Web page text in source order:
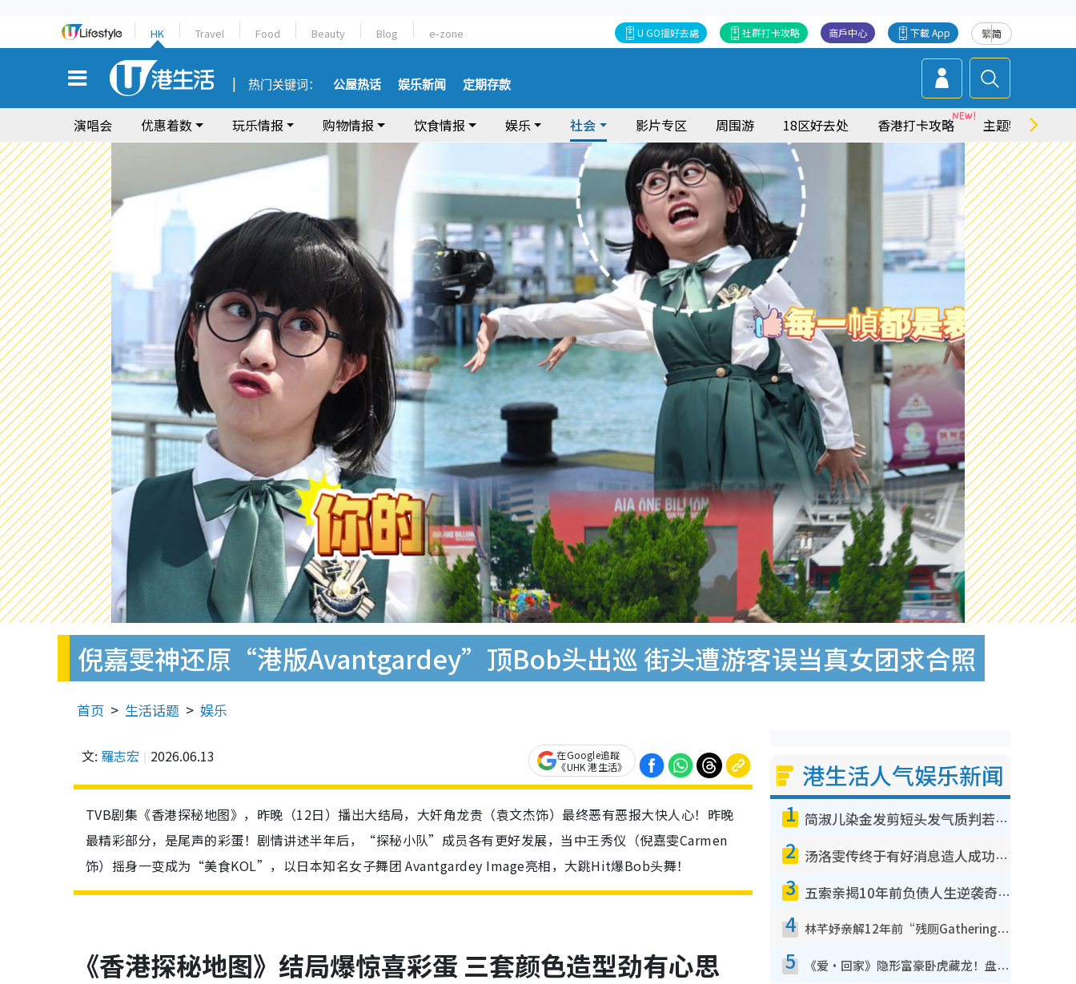
HK Travel Food Beauty Blog e-zone 繁简
下載 App
商戶中心
社群打卡攻略
U GO搵好去處
热门关键词： 公屋热话 娱乐新闻 定期存款
演唱会 优惠着数 玩乐情报 购物情报 饮食情报 娱乐 社会 影片专区 周围游 18区好去处 香港打卡攻略 主题特集
倪嘉雯神还原“港版Avantgardey”顶Bob头出巡 街头遭游客误当真女团求合照
首页 生活话题 娱乐
文: 羅志宏 2026.06.13
在Google追蹤
《UHK 港生活》
TVB剧集《香港探秘地图》，昨晚（12日）播出大结局，大奸角龙贵（袁文杰饰）最终恶有恶报大快人心！昨晚
最精彩部分，是尾声的彩蛋！剧情讲述半年后，“探秘小队”成员各有更好发展，当中王秀仪（倪嘉雯Carmen
饰）摇身一变成为“美食KOL”，以日本知名女子舞团 Avantgardey Image亮相，大跳Hit爆Bob头舞！
《香港探秘地图》结局爆惊喜彩蛋三套颜色造型劲有心思
港生活人气娱乐新闻
1 简淑儿染金发剪短头发气质判若两人！吓坏老公麦大力都认不出：“你做什么？”
2 汤洛雯传终于有好消息造人成功！两大细节曝孕味极浓引猜测：大肚婆先会咁！
3 五索亲揭10年前负债人生逆袭奇迹！全靠去一地方转运后即遇上马先生
4 林芊妤亲解12年前“残厕Gathering”真相！高层解约一句话重创尊严，至今拒返TVB
5 《爱·回家》隐形富豪卧虎藏龙！盘点12位财气逼人的有钱艺人：这位美女3亿身家不愁做